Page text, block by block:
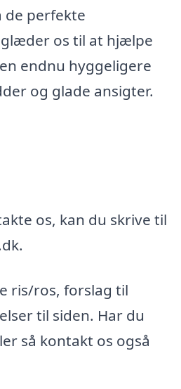
de perfekte
os til at hjælpe
endnu hyggeligere
og glade ansigter.
os, kan du skrive til
ris/ros, forslag til
til siden. Har du
så kontakt os også